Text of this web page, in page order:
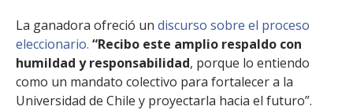
La ganadora ofreció un discurso sobre el proceso
eleccionario. “Recibo este amplio respaldo con
humildad y responsabilidad, porque lo entiendo
como un mandato colectivo para fortalecer a la
Universidad de Chile y proyectarla hacia el futuro”.